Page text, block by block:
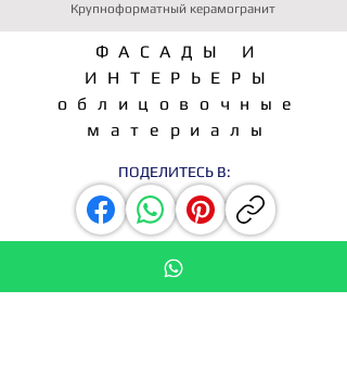
Крупноформатный керамогранит
ФАСАДЫ И
ИНТЕРЬЕРЫ
облицовочные
материалы
ПОДЕЛИТЕСЬ В:
ЗАПРОС КП